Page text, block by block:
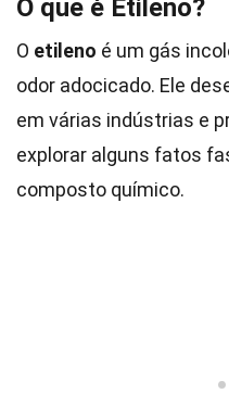
O que é Etileno?
O etileno é um gás
odor adocicado. Ele
em várias indústrias e
explorar alguns fatos
composto químico.